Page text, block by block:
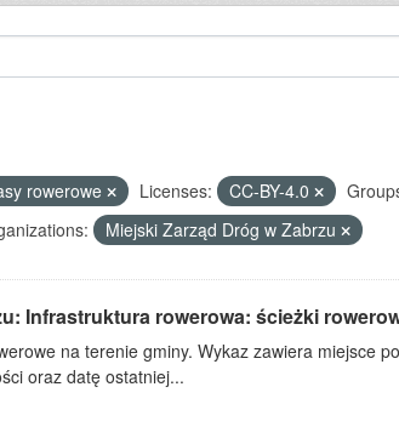
rowerowe Licenses: CC-BY-4.0
Miejski Zarząd Dróg w Zabrzu
Infrastruktura rowerowa: ścieżki
na terenie gminy. Wykaz zawiera miejsce
oraz datę ostatniej...